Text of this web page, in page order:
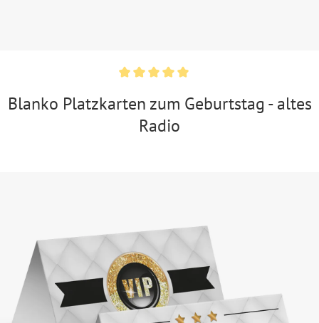
Blanko Platzkarten zum Geburtstag - altes
Radio